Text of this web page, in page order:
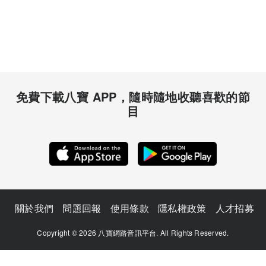
免費下載八寶 APP，隨時隨地收聽喜歡的節
目
關於我們 問題回報 使用條款 隱私權政策 人才招募
Copyright © 2026 八寶網路音訊平台. All Rights Reserved.